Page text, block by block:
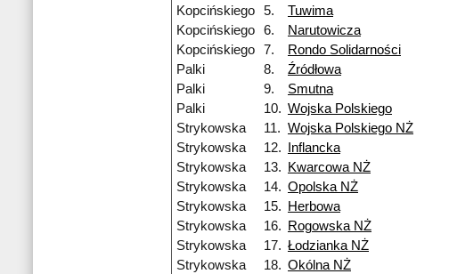
Kopcińskiego
5. Tuwima
Kopcińskiego
6. Narutowicza
Kopcińskiego
7. Rondo Solidarności
Palki
8. Źródłowa
Palki
9. Smutna
Palki
10. Wojska Polskiego
Strykowska
11. Wojska Polskiego NŻ
Strykowska
12. Inflancka
Strykowska
13. Kwarcowa NŻ
Strykowska
14. Opolska NŻ
Strykowska
15. Herbowa
Strykowska
16. Rogowska NŻ
Strykowska
17. Łodzianka NŻ
Strykowska
18. Okólna NŻ